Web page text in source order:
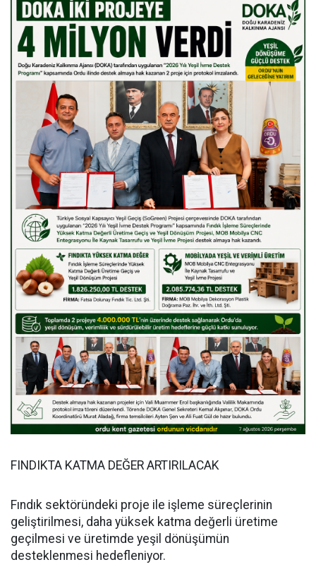
FINDIKTA KATMA DEĞER ARTIRILACAK
Fındık sektöründeki proje ile işleme süreçlerinin
geliştirilmesi, daha yüksek katma değerli üretime
geçilmesi ve üretimde yeşil dönüşümün
desteklenmesi hedefleniyor.